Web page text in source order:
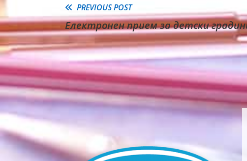
Read
more
articles
PREVIOUS POST
Електронен прием за детски